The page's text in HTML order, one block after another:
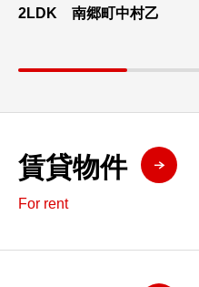
2LDK 南郷町中村乙
賃貸物件
For rent